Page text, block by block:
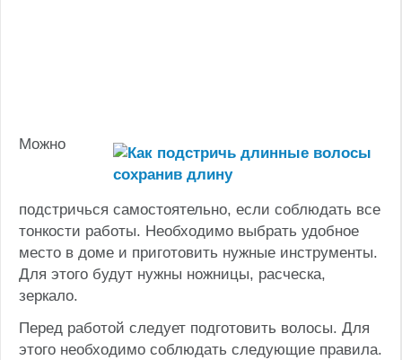
Можно
подстричься самостоятельно, если соблюдать все
тонкости работы. Необходимо выбрать удобное
место в доме и приготовить нужные инструменты.
Для этого будут нужны ножницы, расческа,
зеркало.
Перед работой следует подготовить волосы. Для
этого необходимо соблюдать следующие правила.